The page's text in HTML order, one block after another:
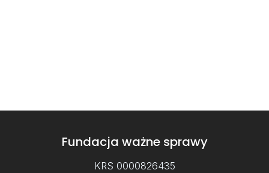
Fundacja ważne sprawy
KRS 0000826435